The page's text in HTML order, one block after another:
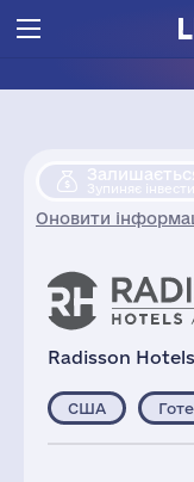
Зупиняє
Оновити
Radisson Hotels
США